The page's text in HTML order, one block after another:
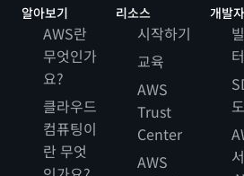
알아보기
AWS란
무엇인가
요?
클라우드
컴퓨팅이
란 무엇
리소스
시작하기
교육
AWS
Trust
Center
AWS
개발자
터